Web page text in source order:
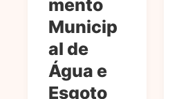
mento
Municip
al de
Água e
Esgoto